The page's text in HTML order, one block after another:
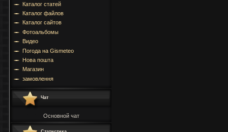
Каталог статей
Каталог файлов
Каталог сайтов
Фотоальбомы
Видео
Погода на Gismeteo
Нова пошта
Магазин
замовлення
Чат
Основной чат